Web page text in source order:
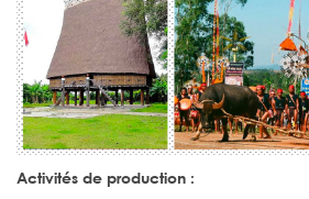
Activités de production :